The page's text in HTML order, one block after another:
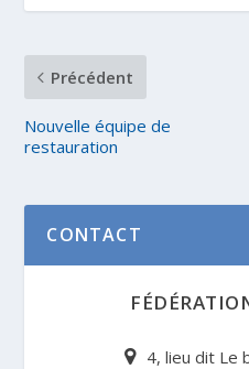
Précédent
Nouvelle équipe de
restauration
CONTACT
4, lieu dit Le